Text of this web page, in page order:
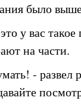
было
у вас
на части.
-